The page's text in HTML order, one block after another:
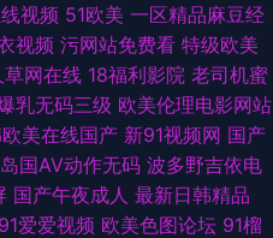
网 欧美蜘蛛BDsm捆虐 精品一二三
站 豆花网逼网 日韩欧美有码在线 91
费视频 91制片网 欧美成人多人免费
站 影视先锋AV网址 国产91九色蝌蚪
视频 51欧美 一区精品麻豆经
视频 污网站免费看 特级欧美
草网在线 18福利影院 老司机蜜
乳无码三级 欧美伦理电影网站
美在线国产 新91视频网 国产
岛国AV动作无码 波多野吉依电
国产午夜成人 最新日韩精品
91爱爱视频 欧美色图论坛 91榴